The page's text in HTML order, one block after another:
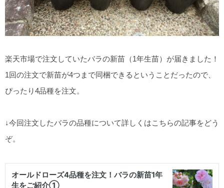
楽天市場で注文していたバラの新苗（1年生苗）が届きました！
1回の注文で新苗が4つまで同梱できるということだったので、
ぴったり4品種を注文。
↓今回注文したバラの品種について詳しくはこちらの記事をどう
ぞ。